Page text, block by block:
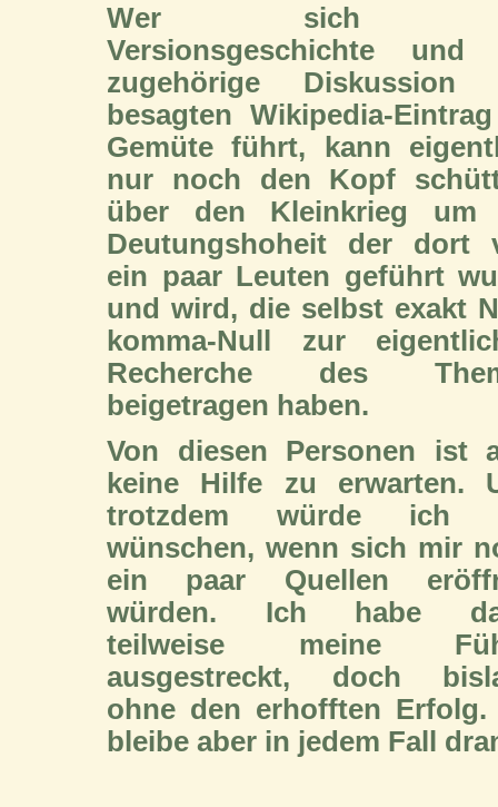
Wer sich
Versionsgeschichte und
zugehörige Diskussion
besagten Wikipedia-
Gemüte führt, kann
nur noch den Kopf
über den Kleinkrieg um
Deutungshoheit der dort
ein paar Leuten geführt
und wird, die selbst exakt
komma-Null zur
Recherche des
beigetragen haben.
Von diesen Personen ist
keine Hilfe zu erwarten.
trotzdem würde ich
wünschen, wenn sich mir
ein paar Quellen
würden. Ich habe
teilweise meine
ausgestreckt, doch
ohne den erhofften Erfolg.
bleibe aber in jedem Fall